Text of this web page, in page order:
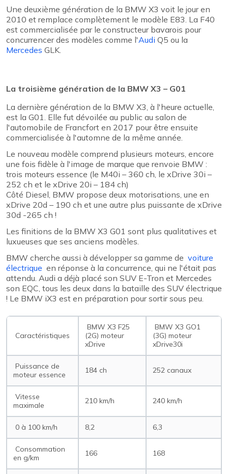
Une deuxième génération de la BMW X3 voit le jour en
2010 et remplace complètement le modèle E83. La F40
est commercialisée par le constructeur bavarois pour
concurrencer des modèles comme l'Audi Q5 ou la
Mercedes GLK.
La troisième génération de la BMW X3 – G01
La dernière génération de la BMW X3, à l'heure actuelle,
est la G01. Elle fut dévoilée au public au salon de
l'automobile de Francfort en 2017 pour être ensuite
commercialisée à l'automne de la même année.
Le nouveau modèle comprend plusieurs moteurs, encore
une fois fidèle à l'image de marque que renvoie BMW :
trois moteurs essence (le M40i – 360 ch, le xDrive 30i –
252 ch et le xDrive 20i – 184 ch)
Côté Diesel, BMW propose deux motorisations, une en
xDrive 20d – 190 ch et une autre plus puissante de xDrive
30d -265 ch !
Les finitions de la BMW X3 G01 sont plus qualitatives et
luxueuses que ses anciens modèles.
BMW cherche aussi à développer sa gamme de voiture
électrique en réponse à la concurrence, qui ne l'était pas
attendu. Audi a déjà placé son SUV E-Tron et Mercedes
son EQC, tous les deux dans la bataille des SUV électrique
! Le BMW iX3 est en préparation pour sortir sous peu.
Caractéristiques
BMW X3 F25
(2G) moteur
xDrive
BMW X3 GO1
(3G) moteur
xDrive30i
Puissance de
moteur essence
184 ch 252 canaux
Vitesse
maximale
210 km/h 240 km/h
0 à 100 km/h 8,2 6,3
Consommation
en g/km
166 168